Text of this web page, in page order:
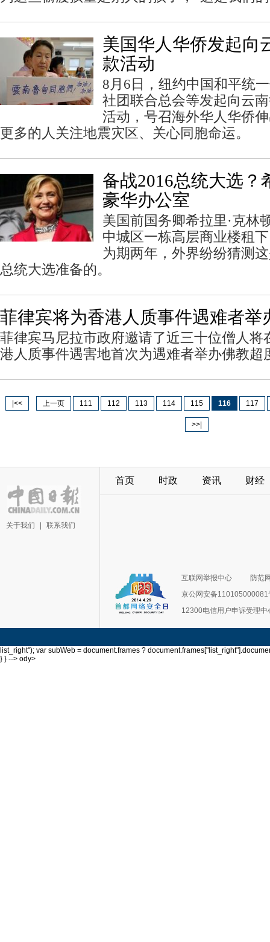
美国华人华侨发起向
款活动
8月6日，纽约中国和平统
社团联合总会等发起向云
活动，号召海外华人华侨
更多的人关注地震灾区、关心同胞命运。
备战2016总统大选？
豪华办公室
美国前国务卿希拉里·克林
中城区一栋高层商业楼租
为期两年，外界纷纷猜测
总统大选准备的。
菲律宾将为香港人质事件遇难者举
菲律宾马尼拉市政府邀请了近三十位僧人将
港人质事件遇害地首次为遇难者举办佛教超
|<< 上一页 111 112 113 114 115 116 117
>>|
关于我们 联系我们
首页 时政 资讯 财经
互联网举报中心
防范
京公网安备110105000081
12300电信用户申诉受理中
list_right"); var subWeb = document.frames ?
} } --> ody>